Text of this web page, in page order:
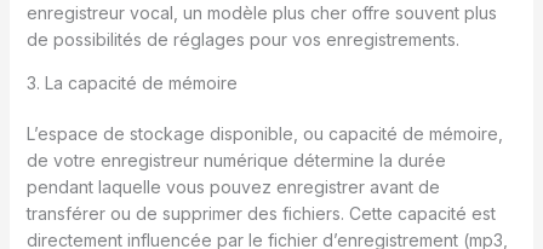
enregistreur vocal, un modèle plus cher offre souvent plus
de possibilités de réglages pour vos enregistrements.
3. La capacité de mémoire
L’espace de stockage disponible, ou capacité de mémoire,
de votre enregistreur numérique détermine la durée
pendant laquelle vous pouvez enregistrer avant de
transférer ou de supprimer des fichiers. Cette capacité est
directement influencée par le fichier d’enregistrement (mp3,